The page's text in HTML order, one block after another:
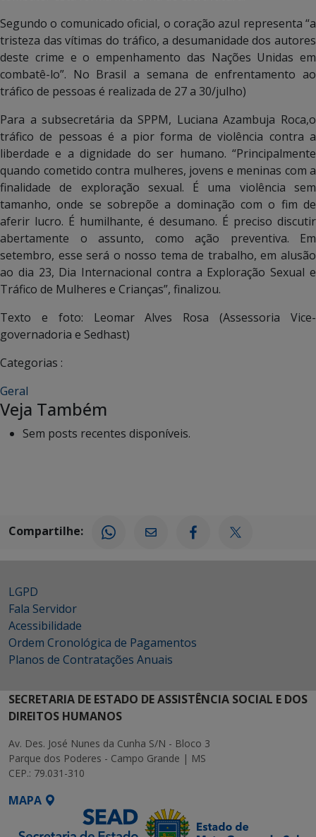
Segundo o comunicado oficial, o coração azul representa “a
tristeza das vítimas do tráfico, a desumanidade dos autores
deste crime e o empenhamento das Nações Unidas em
combatê-lo”. No Brasil a semana de enfrentamento ao
tráfico de pessoas é realizada de 27 a 30/julho)
Para a subsecretária da SPPM, Luciana Azambuja Roca,o
tráfico de pessoas é a pior forma de violência contra a
liberdade e a dignidade do ser humano. “Principalmente
quando cometido contra mulheres, jovens e meninas com a
finalidade de exploração sexual. É uma violência sem
tamanho, onde se sobrepõe a dominação com o fim de
aferir lucro. É humilhante, é desumano. É preciso discutir
abertamente o assunto, como ação preventiva. Em
setembro, esse será o nosso tema de trabalho, em alusão
ao dia 23, Dia Internacional contra a Exploração Sexual e
Tráfico de Mulheres e Crianças”, finalizou.
Texto e foto: Leomar Alves Rosa (Assessoria Vice-
governadoria e Sedhast)
Categorias :
Geral
Veja Também
Sem posts recentes disponíveis.
Compartilhe:
LGPD
Fala Servidor
Acessibilidade
Ordem Cronológica de Pagamentos
Planos de Contratações Anuais
SECRETARIA DE ESTADO DE ASSISTÊNCIA SOCIAL E DOS
DIREITOS HUMANOS
Av. Des. José Nunes da Cunha S/N - Bloco 3
Parque dos Poderes - Campo Grande | MS
CEP.: 79.031-310
MAPA